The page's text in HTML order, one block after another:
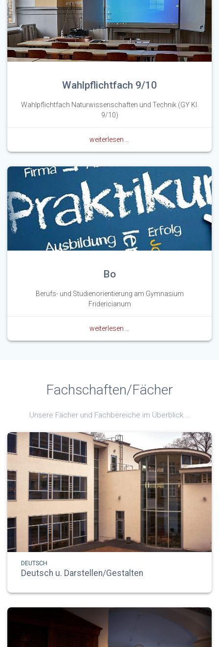
Wahlpflichtfach 9/10
Wahlpflichtfach Naturwissenschaften und Technik (GY Kl.
9/10)
weiterlesen …
Bo
Berufs- und Studienorientierung am Gymnasium
Fridericianum
weiterlesen …
Fachschaften/Fächer
Unsere Fächer und Fachbereiche im Überblick …
DEUTSCH
Deutsch u. Darstellen/Gestalten